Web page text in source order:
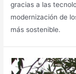
gracias a las
modernización de
más sostenible.